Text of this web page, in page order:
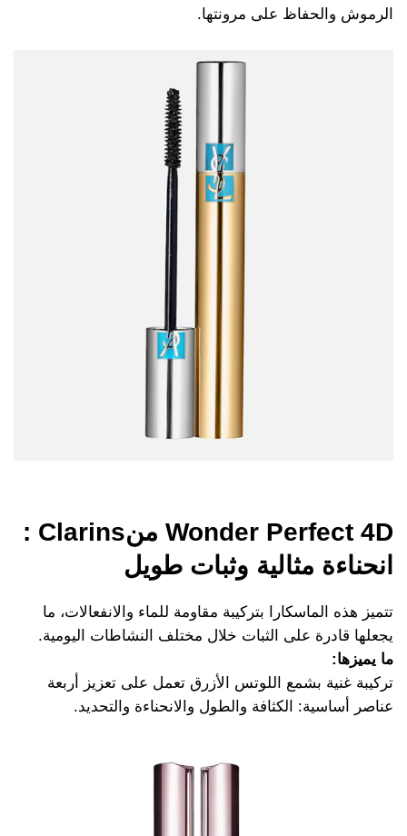
الرموش والحفاظ على مرونتها.
Wonder Perfect 4D منClarins :
انحناءة مثالية وثبات طويل
تتميز هذه الماسكارا بتركيبة مقاومة للماء والانفعالات، ما
يجعلها قادرة على الثبات خلال مختلف النشاطات اليومية.
ما يميزها:
تركيبة غنية بشمع اللوتس الأزرق تعمل على تعزيز أربعة
عناصر أساسية: الكثافة والطول والانحناءة والتحديد.